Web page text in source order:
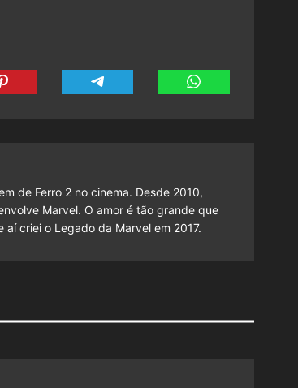
de Ferro 2 no cinema. Desde 2010,
Marvel. O amor é tão grande que
criei o Legado da Marvel em 2017.